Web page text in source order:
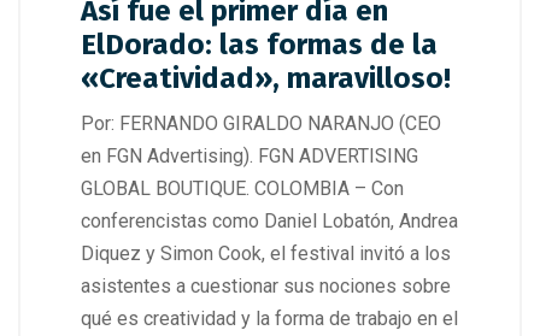
Así fue el primer día en
ElDorado: las formas de la
«Creatividad», maravilloso!
Por: FERNANDO GIRALDO NARANJO (CEO
en FGN Advertising). FGN ADVERTISING
GLOBAL BOUTIQUE. COLOMBIA – Con
conferencistas como Daniel Lobatón, Andrea
Diquez y Simon Cook, el festival invitó a los
asistentes a cuestionar sus nociones sobre
qué es creatividad y la forma de trabajo en el